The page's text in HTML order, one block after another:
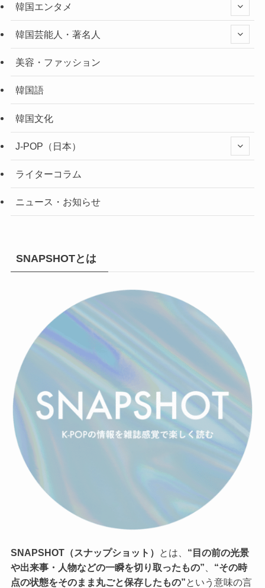
韓国エンタメ
韓国芸能人・著名人
美容・ファッション
韓国語
韓国文化
J-POP（日本）
ライターコラム
ニュース・お知らせ
SNAPSHOTとは
SNAPSHOT（スナップショット） とは、 “目の前の光景
や出来事・人物などの一瞬を切り取ったもの”
“その時
点の状態をそのまま丸ごと保存したもの”という意味の言